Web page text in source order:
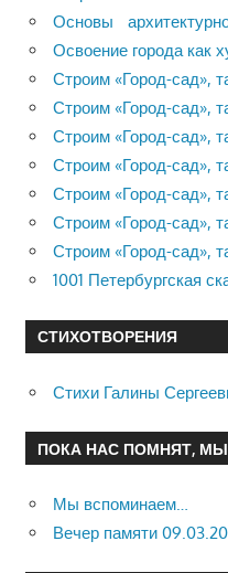
Основы
Освоение города как
Строим «Город-сад»,
Строим «Город-сад»,
Строим «Город-сад»,
Строим «Город-сад»,
Строим «Город-сад»,
Строим «Город-сад»,
Строим «Город-сад»,
1001 Петербургская
СТИХОТВОРЕНИЯ
Стихи Галины
ПОКА НАС ПОМНЯТ,
Мы вспоминаем…
Вечер памяти